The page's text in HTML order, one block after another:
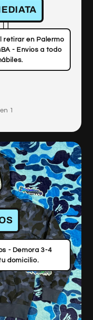
1
retirar en Palermo
- Envios a todo
- Demora 3-4
domicilio.